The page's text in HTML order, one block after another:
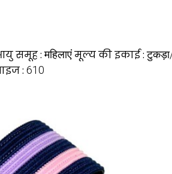
समूह :महिलाएंमूल्य की इकाई :
: 610